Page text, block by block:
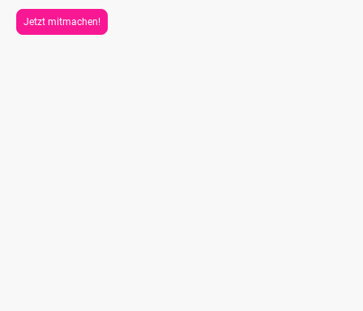
Jetzt mitmachen!